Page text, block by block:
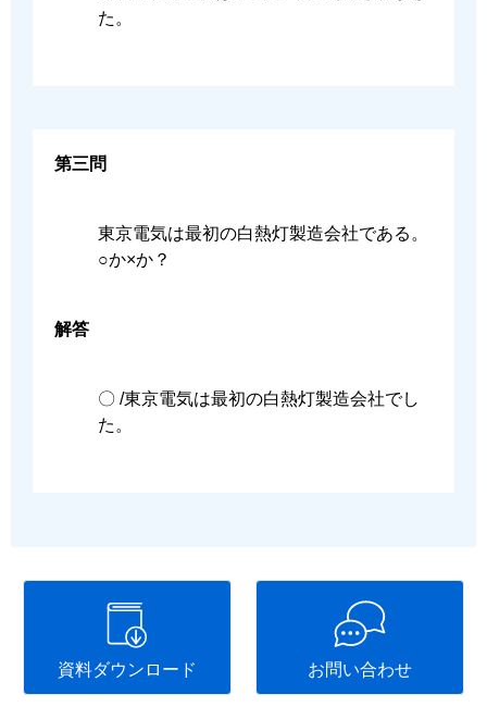
た。
第三問
東京電気は最初の白熱灯製造会社である。
○か×か？
解答
〇 /東京電気は最初の白熱灯製造会社でし
た。
資料ダウンロード お問い合わせ